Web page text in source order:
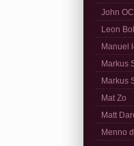
John
Leon
Manuel
Markus
Markus
Mat Zo
Matt
Menno